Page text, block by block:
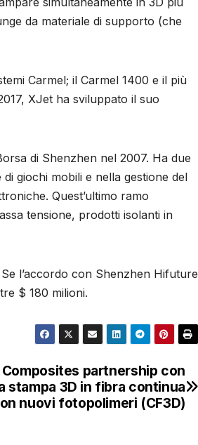
da materiale di supporto (che
Carmel; il Carmel 1400 e il più
XJet ha sviluppato il suo
di Shenzhen nel 2007. Ha due
giochi mobili e nella gestione del
Quest’ultimo ramo
tensione, prodotti isolanti in
l’accordo con Shenzhen Hifuture
$ 180 milioni.
partnership con
stampa 3D in fibra continua
nuovi fotopolimeri (CF3D)